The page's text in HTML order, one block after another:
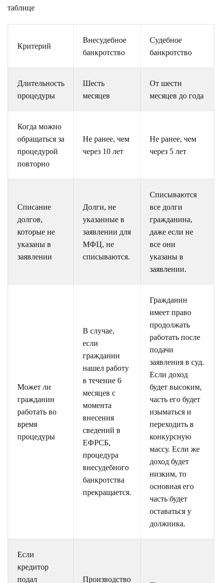
таблице
Критерий
Внесудебное
банкротство
Судебное
банкротство
Длительность
процедуры
Шесть
месяцев
От шести
месяцев до года
Когда можно
обращаться за
процедурой
повторно
Не ранее, чем
через 10 лет
Не ранее, чем
через 5 лет
Списание
долгов,
которые не
указаны в
заявлении
Долги, не
указанные в
заявлении для
МФЦ, не
списываются.
Списываются
все долги
гражданина,
даже если не
все они
указаны в
заявлении.
Может ли
гражданин
работать во
время
процедуры
В случае,
если
гражданин
нашел работу
в течение 6
месяцев с
момента
внесения
сведений в
ЕФРСБ,
процедура
внесудебного
банкротства
прекращается.
Гражданин
имеет право
продолжать
работать после
подачи
заявления в суд.
Если доход
будет высоким,
часть его будет
изыматься и
переходить в
конкурсную
массу. Если же
доход будет
низким, то
основная его
часть будет
оставаться у
должника.
Если
кредитор
подал
Производство